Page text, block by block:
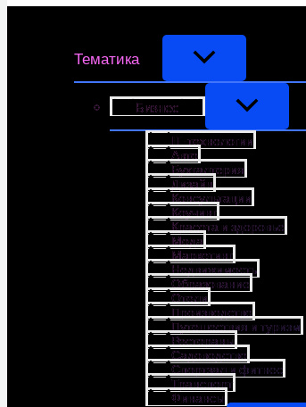
Тематика
Бизнес
IT-технологии
Авто
Бухгалтерия
Дизайн
Консультации
Коучинг
Красота и здоровье
Мода
Маркетинг
Недвижимость
Образование
Отели
Производство
Путешествия и туризм
Рестораны
Садоводство
Спортзал и фитнес
Транспорт
Финансы